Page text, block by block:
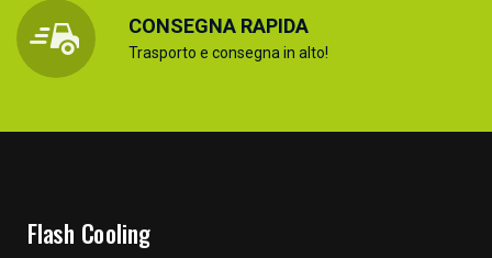
CONSEGNA RAPIDA
Trasporto e consegna in alto!
Flash Cooling